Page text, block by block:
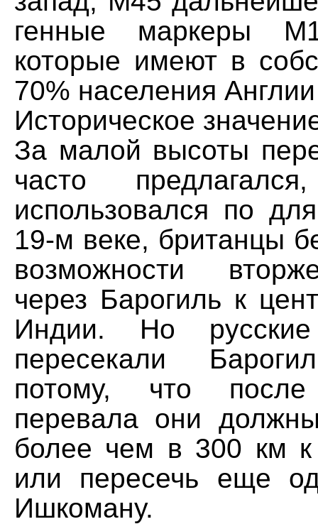
генные маркеры
которые имеют в
70% населения
Историческое
За малой высоты
часто
использовался по
19-м веке, британцы
возможности
через Барогиль к
Индии. Но
пересекали
потому, что после
перевала они
более чем в 300 км
или пересечь еще
Ишкоману.